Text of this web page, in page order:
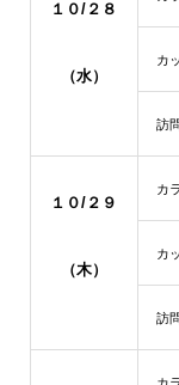
１０/２８
（水）
カ
訪
１０/２９
（木）
カ
カ
訪